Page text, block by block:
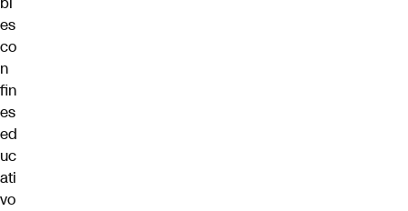
es
co
n
fin
es
ed
uc
ati
vo